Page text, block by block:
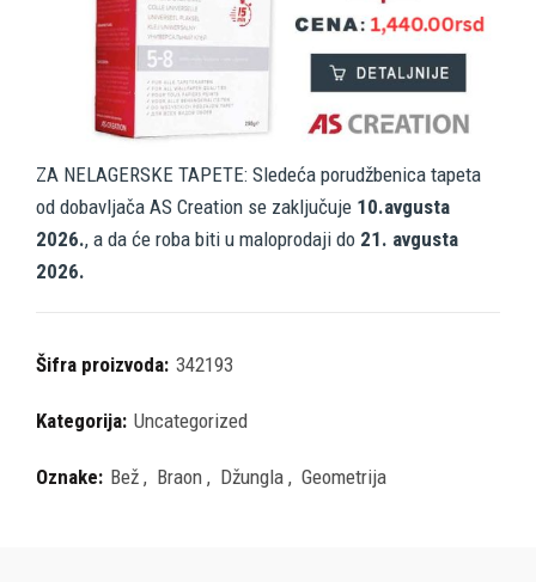
ZA NELAGERSKE TAPETE: Sledeća porudžbenica tapeta
od dobavljača AS Creation se zaključuje 10.avgusta
2026., a da će roba biti u maloprodaji do 21. avgusta
2026.
Šifra proizvoda: 342193
Kategorija: Uncategorized
Oznake: Bež , Braon , Džungla , Geometrija